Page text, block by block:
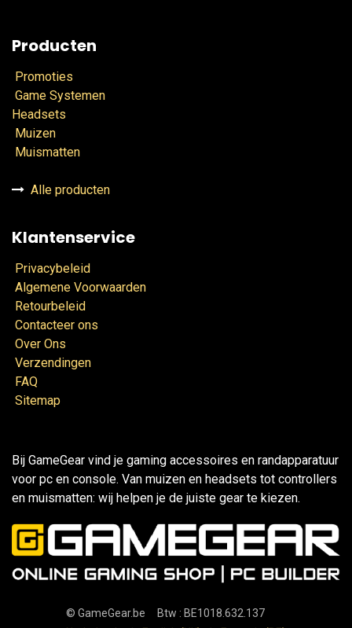
Producten
Promoties
Game Systemen
Headsets
Muizen
Muismatten
Alle producten
Klantenservice
Privacybeleid
Algemene Voorwaarden
Retourbeleid
Contacteer ons
Over Ons
Verzendingen
FAQ
Sitemap
Bij GameGear vind je gaming accessoires en randapparatuur
voor pc en console. Van muizen en headsets tot controllers
en muismatten: wij helpen je de juiste gear te kiezen.
© GameGear.be Btw : BE1018.632.137